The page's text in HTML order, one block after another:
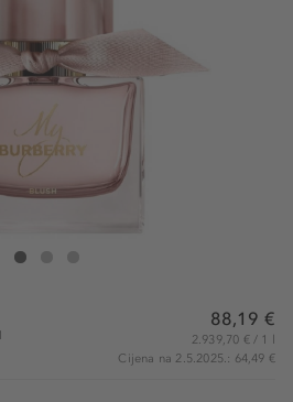
Burberry My Burberry Blush Eau de Parfum
88,19 €
2.939,70 € / 1 l
Cijena na 2.5.2025.: 64,49 €